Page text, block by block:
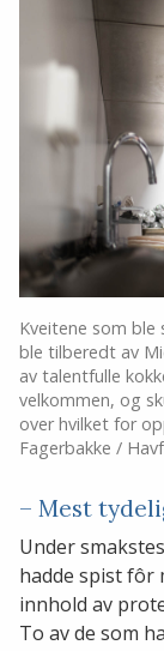
Kveitene som ble
ble tilberedt av
av talentfulle
velkommen, og
over hvilket for
Fagerbakke /
– Mest
Under
hadde spist fôr
innhold av
To av de som